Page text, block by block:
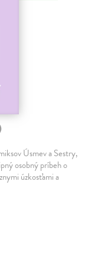
Úsmev a Sestry,
osobný príbeh o
úzkosťami a